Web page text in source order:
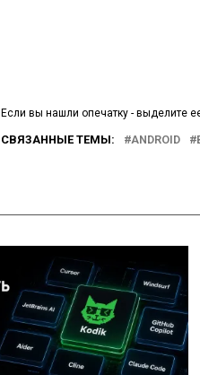
Если вы нашли опечатку - выделите
СВЯЗАННЫЕ ТЕМЫ: ANDROID